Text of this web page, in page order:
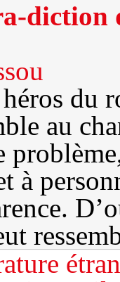
diction
du
au
à